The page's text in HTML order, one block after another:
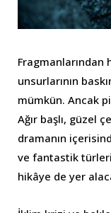
unsurlarının
mümkün. Ancak
Ağır başlı, güzel
dramanın
ve fantastik
hikâye de yer